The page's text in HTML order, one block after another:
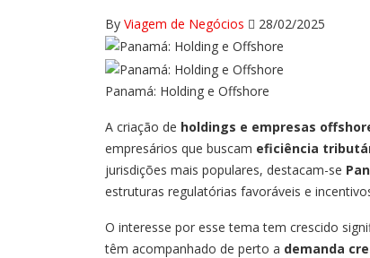
By Viagem de Negócios 28/02/2025
Panamá: Holding e Offshore
A criação de holdings e empresas
empresários que buscam eficiência
jurisdições mais populares, destacam-se
estruturas regulatórias favoráveis e
O interesse por esse tema tem crescido
têm acompanhado de perto a demanda